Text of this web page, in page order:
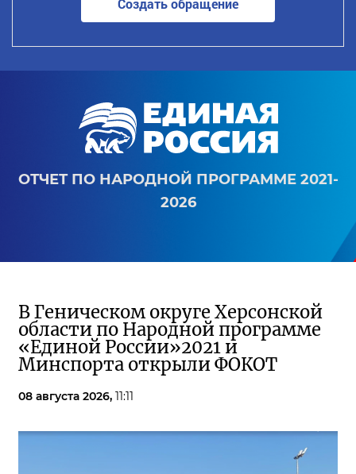
ОТЧЕТ ПО НАРОДНОЙ ПРОГРАММЕ 2021-
2026
В Геническом округе Херсонской
области по Народной программе
«Единой России»2021 и
Минспорта открыли ФОКОТ
08 августа 2026, 11:11